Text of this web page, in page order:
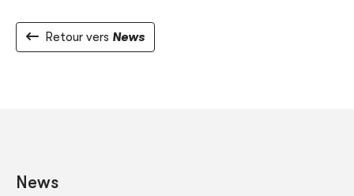
Retour vers News
News